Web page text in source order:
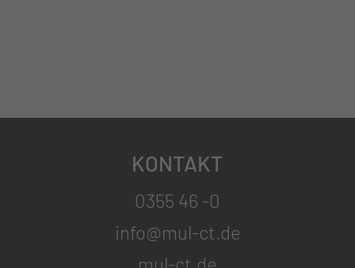
KONTAKT
0355 46 -0
info@mul-ct.de